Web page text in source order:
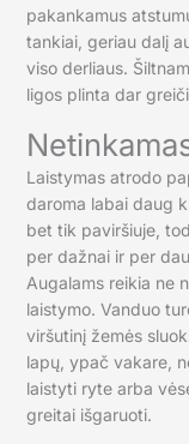
pakankamus
tankiai, geriau dalį
viso derliaus.
ligos plinta dar
Laistymas atrodo
daroma labai daug
bet tik paviršiuje,
per dažnai ir per
Augalams reikia ne
laistymo. Vanduo
viršutinį žemės
lapų, ypač vakare,
laistyti ryte arba
greitai išgaruoti.